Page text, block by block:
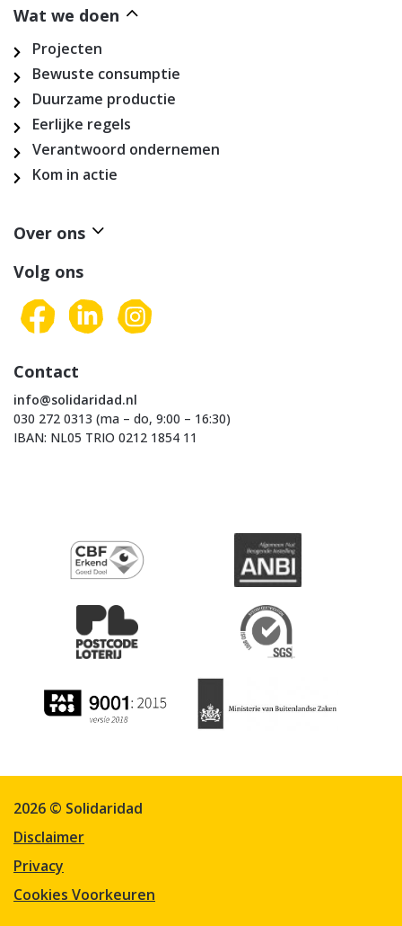
Wat we doen
Projecten
Bewuste consumptie
Duurzame productie
Eerlijke regels
Verantwoord ondernemen
Kom in actie
Over ons
Volg ons
Contact
info@solidaridad.nl
030 272 0313 (ma – do, 9:00 – 16:30)
IBAN: NL05 TRIO 0212 1854 11
2026 © Solidaridad
Disclaimer
Privacy
Cookies Voorkeuren